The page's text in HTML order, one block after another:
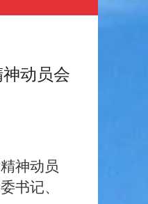
动员会
神动员
书记、